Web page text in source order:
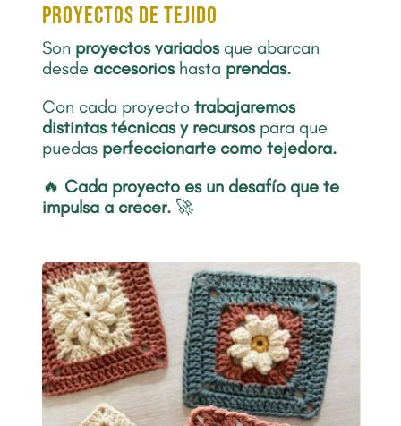
proyectos de tejido
Son proyectosvariadosque abarcan
desde accesorios hasta prendas.
Con cada proyecto trabajaremos
distintas técnicas y recursos para que
puedasperfeccionarte como tejedora.
🔥 Cada proyecto es un desafío que te
impulsa a crecer.🚀